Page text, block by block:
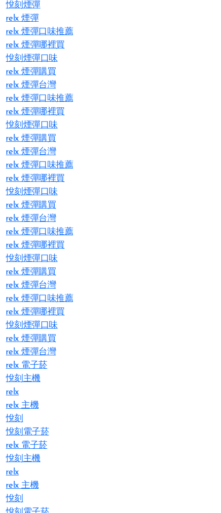
悅刻煙彈
relx 煙彈
relx 煙彈口味推薦
relx 煙彈哪裡買
悅刻煙彈口味
relx 煙彈購買
relx 煙彈台灣
relx 煙彈口味推薦
relx 煙彈哪裡買
悅刻煙彈口味
relx 煙彈購買
relx 煙彈台灣
relx 煙彈口味推薦
relx 煙彈哪裡買
悅刻煙彈口味
relx 煙彈購買
relx 煙彈台灣
relx 煙彈口味推薦
relx 煙彈哪裡買
悅刻煙彈口味
relx 煙彈購買
relx 煙彈台灣
relx 煙彈口味推薦
relx 煙彈哪裡買
悅刻煙彈口味
relx 煙彈購買
relx 煙彈台灣
relx 電子菸
悅刻主機
relx
relx 主機
悅刻
悅刻電子菸
relx 電子菸
悅刻主機
relx
relx 主機
悅刻